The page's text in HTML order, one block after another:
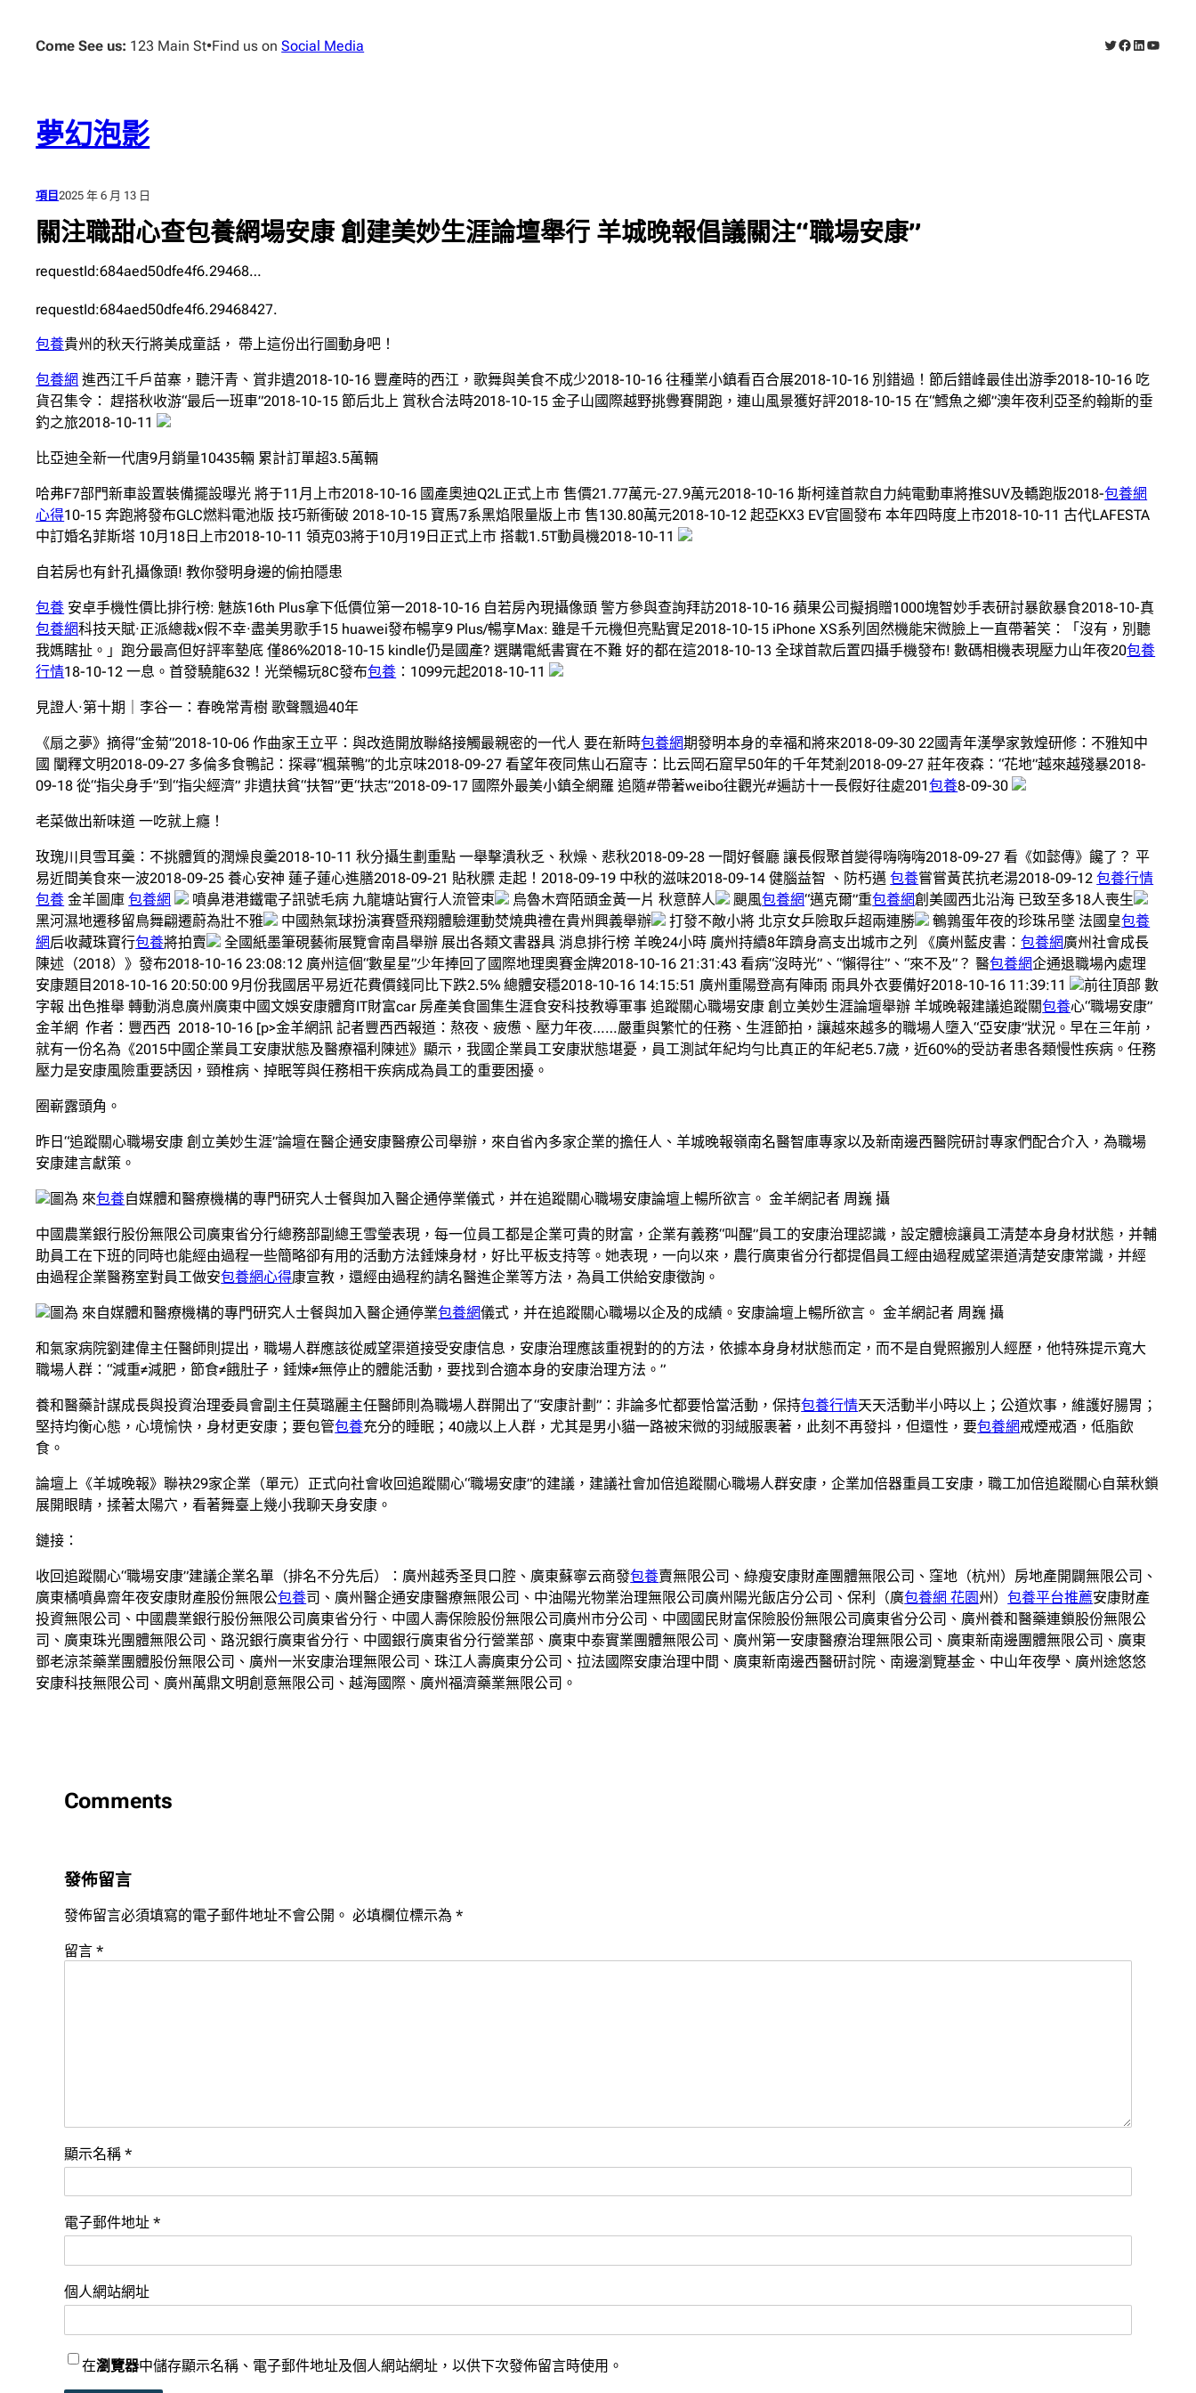
Come See us: 123 Main St•Find us onSocial Media X Facebook
LinkedIn
夢幻泡影
項目2025 年 6 月 13 日
關注職甜心查包養網場安康 創建美妙生涯論壇舉行 羊城晚報倡議關注“職場安康”
requestId:684aed50dfe4f6.29468…
requestId:684aed50dfe4f6.29468427.
包養貴州的秋天行將美成童話， 帶上這份出行圖動身吧！
包養網 進西江千戶苗寨，聽汗青、賞非遺2018-10-16 豐產時的西江，歌舞與美食不成少2018-10-16 往種業小鎮看百合展2018-10-16 別錯過！節后錯峰最佳出游季2018-10-16 吃
貨召集令： 趕搭秋收游“最后一班車”2018-10-15 節后北上 賞秋合法時2018-10-15 金子山國際越野挑釁賽開跑，連山風景獲好評2018-10-15 在“鱈魚之鄉”澳年夜利亞圣約翰斯的垂
釣之旅2018-10-11
比亞迪全新一代唐9月銷量10435輛 累計訂單超3.5萬輛
哈弗F7部門新車設置裝備擺設曝光 將于11月上市2018-10-16 國產奧迪Q2L正式上市 售價21.77萬元-27.9萬元2018-10-16 斯柯達首款自力純電動車將推SUV及轎跑版2018-包養網
心得10-15 奔跑將發布GLC燃料電池版 技巧新衝破 2018-10-15 寶馬7系黑焰限量版上市 售130.80萬元2018-10-12 起亞KX3 EV官圖發布 本年四時度上市2018-10-11 古代LAFESTA
中訂婚名菲斯塔 10月18日上市2018-10-11 領克03將于10月19日正式上市 搭載1.5T動員機2018-10-11
自若房也有針孔攝像頭! 教你發明身邊的偷拍隱患
包養 安卓手機性價比排行榜: 魅族16th Plus拿下低價位第一2018-10-16 自若房內現攝像頭 警方參與查詢拜訪2018-10-16 蘋果公司擬捐贈1000塊智妙手表研討暴飲暴食2018-10-真
包養網科技天賦·正派總裁x假不幸·盡美男歌手15 huawei發布暢享9 Plus/暢享Max: 雖是千元機但亮點實足2018-10-15 iPhone XS系列固然機能宋微臉上一直帶著笑：「沒有，別聽
我媽瞎扯。」跑分最高但好評率墊底 僅86%2018-10-15 kindle仍是國產? 選購電紙書實在不難 好的都在這2018-10-13 全球首款后置四攝手機發布! 數碼相機表現壓力山年夜20包養
行情18-10-12 一息。首發驍龍632！光榮暢玩8C發布包養 ：1099元起2018-10-11
見證人·第十期｜李谷一：春晚常青樹 歌聲飄過40年
《扇之夢》摘得“金菊”2018-10-06 作曲家王立平：與改造開放聯絡接觸最親密的一代人 要在新時包養網期發明本身的幸福和將來2018-09-30 22國青年漢學家敦煌研修：不雅知中
國 闡釋文明2018-09-27 多倫多食鴨記：探尋“楓葉鴨”的北京味2018-09-27 看望年夜同焦山石窟寺：比云岡石窟早50年的千年梵剎2018-09-27 莊年夜森：“花地”越來越殘暴2018-
09-18 從“指尖身手”到“指尖經濟” 非遺扶貧“扶智”更“扶志”2018-09-17 國際外最美小鎮全網羅 追隨#帶著weibo往觀光#遍訪十一長假好往處201包養8-09-30
老菜做出新味道 一吃就上癮！
玫瑰川貝雪耳羹：不挑體質的潤燥良羹2018-10-11 秋分攝生劃重點 一舉擊潰秋乏、秋燥、悲秋2018-09-28 一間好餐廳 讓長假聚首變得嗨嗨嗨2018-09-27 看《如懿傳》饞了？ 平
易近間美食來一波2018-09-25 養心安神 蓮子蓮心進膳2018-09-21 貼秋膘 走起！2018-09-19 中秋的滋味2018-09-14 健腦益智 、防朽邁包養嘗嘗黃芪抗老湯2018-09-12包養行情
包養 金羊圖庫包養網 噴鼻港港鐵電子訊號毛病 九龍塘站實行人流管束 烏魯木齊陌頭金黃一片 秋意醉人 颶風包養網“邁克爾”重包養網創美國西北沿海 已致至多18人喪生
黑河濕地遷移留鳥舞翩遷蔚為壯不雅
中國熱氣球扮演賽暨飛翔體驗運動焚燒典禮在貴州興義舉辦 打發不敵小將 北京女乒險取乒超兩連勝 鵪鶉蛋年夜的珍珠吊墜 法國皇包養
網后收藏珠寶行包養將拍賣 全國紙墨筆硯藝術展覽會南昌舉辦 展出各類文書器具 消息排行榜 羊晚24小時 廣州持續8年躋身高支出城市之列 《廣州藍皮書：包養網廣州社會成長
陳述（2018）》發布2018-10-16 23:08:12 廣州這個“數星星”少年捧回了國際地理奧賽金牌2018-10-16 21:31:43 看病“沒時光”、“懶得往”、“來不及”？ 醫包養網企通退職場內處理
安康題目2018-10-16 20:50:00 9月份我國居平易近花費價錢同比下跌2.5% 總體安穩2018-10-16 14:15:51 廣州重陽登高有陣雨 雨具外衣要備好2018-10-16 11:39:11
前往頂部 數
字報 出色推舉 轉動消息廣州廣東中國文娛安康體育IT財富car 房產美食圖集生涯食安科技教導軍事 追蹤關心職場安康 創立美妙生涯論壇舉辦 羊城晚報建議追蹤關包養心“職場安康”
金羊網 作者：豐西西 2018-10-16 [p>金羊網訊 記者豐西西報道：熬夜、疲憊、壓力年夜……嚴重與繁忙的任務、生涯節拍，讓越來越多的職場人墮入“亞安康”狀況。早在三年前，
就有一份名為《2015中國企業員工安康狀態及醫療福利陳述》顯示，我國企業員工安康狀態堪憂，員工測試年紀均勻比真正的年紀老5.7歲，近60%的受訪者患各類慢性疾病。任務
壓力是安康風險重要誘因，頸椎病、掉眠等與任務相干疾病成為員工的重要困擾。
圈嶄露頭角。
昨日“追蹤關心職場安康 創立美妙生涯”論壇在醫企通安康醫療公司舉辦，來自省內多家企業的擔任人、羊城晚報嶺南名醫智庫專家以及新南邊西醫院研討專家們配合介入，為職場
安康建言獻策。
圖為 來包養自媒體和醫療機構的專門研究人士餐與加入醫企通停業儀式，并在追蹤關心職場安康論壇上暢所欲言。 金羊網記者 周巍 攝
中國農業銀行股份無限公司廣東省分行總務部副總王雪瑩表現，每一位員工都是企業可貴的財富，企業有義務“叫醒”員工的安康治理認識，設定體檢讓員工清楚本身身材狀態，并輔
助員工在下班的同時也能經由過程一些簡略卻有用的活動方法錘煉身材，好比平板支持等。她表現，一向以來，農行廣東省分行都提倡員工經由過程威望渠道清楚安康常識，并經
由過程企業醫務室對員工做安包養網心得康宣教，還經由過程約請名醫進企業等方法，為員工供給安康徵詢。
圖為 來自媒體和醫療機構的專門研究人士餐與加入醫企通停業包養網儀式，并在追蹤關心職場以企及的成績。安康論壇上暢所欲言。 金羊網記者 周巍 攝
和氣家病院劉建偉主任醫師則提出，職場人群應該從威望渠道接受安康信息，安康治理應該重視對的的方法，依據本身身材狀態而定，而不是自覺照搬別人經歷，他特殊提示寬大
職場人群：“減重≠減肥，節食≠餓肚子，錘煉≠無停止的體能活動，要找到合適本身的安康治理方法。”
養和醫藥計謀成長與投資治理委員會副主任莫璐麗主任醫師則為職場人群開出了“安康計劃”：非論多忙都要恰當活動，保持包養行情天天活動半小時以上；公道炊事，維護好腸胃；
堅持均衡心態，心境愉快，身材更安康；要包管包養充分的睡眠；40歲以上人群，尤其是男小貓一路被宋微的羽絨服裹著，此刻不再發抖，但還性，要包養網戒煙戒酒，低脂飲
食。
論壇上《羊城晚報》聯袂29家企業（單元）正式向社會收回追蹤關心“職場安康”的建議，建議社會加倍追蹤關心職場人群安康，企業加倍器重員工安康，職工加倍追蹤關心自葉秋鎖
展開眼睛，揉著太陽穴，看著舞臺上幾小我聊天身安康。
鏈接：
收回追蹤關心“職場安康”建議企業名單（排名不分先后）：廣州越秀圣貝口腔、廣東蘇寧云商發包養賣無限公司、綠瘦安康財產團體無限公司、窪地（杭州）房地產開闢無限公司、
廣東橘噴鼻齋年夜安康財產股份無限公包養司、廣州醫企通安康醫療無限公司、中油陽光物業治理無限公司廣州陽光飯店分公司、保利（廣包養網 花園 州）包養平台推薦安康財產
投資無限公司、中國農業銀行股份無限公司廣東省分行、中國人壽保險股份無限公司廣州市分公司、中國國民財富保險股份無限公司廣東省分公司、廣州養和醫藥連鎖股份無限公
司、廣東珠光團體無限公司、路況銀行廣東省分行、中國銀行廣東省分行營業部、廣東中泰實業團體無限公司、廣州第一安康醫療治理無限公司、廣東新南邊團體無限公司、廣東
鄧老涼茶藥業團體股份無限公司、廣州一米安康治理無限公司、珠江人壽廣東分公司、拉法國際安康治理中間、廣東新南邊西醫研討院、南邊瀏覽基金、中山年夜學、廣州途悠悠
安康科技無限公司、廣州萬鼎文明創意無限公司、越海國際、廣州福濟藥業無限公司。
Comments
發佈留言
發佈留言必須填寫的電子郵件地址不會公開。 必填欄位標示為*
留言*
顯示名稱*
電子郵件地址*
個人網站網址
在瀏覽器中儲存顯示名稱、電子郵件地址及個人網站網址，以供下次發佈留言時使用。